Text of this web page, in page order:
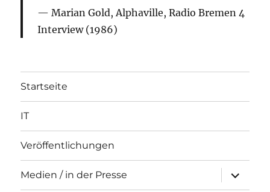
Marian Gold, Alphaville, Radio Bremen 4
Interview (1986)
Startseite
IT
Veröffentlichungen
Medien / in der Presse
öffnen